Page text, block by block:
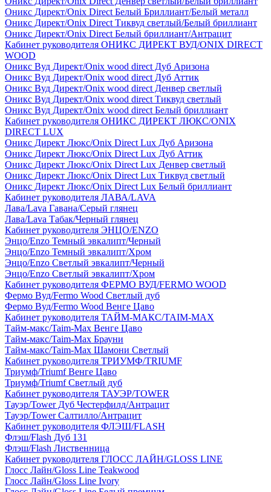
Оникс Директ/Onix Direct Белый Бриллиант/Белый металл
Оникс Директ/Onix Direct Тиквуд светлый/Белый бриллиант
Оникс Директ/Onix Direct Белый бриллиант/Антрацит
Кабинет руководителя ОНИКС ДИРЕКТ ВУД/ONIX DIRECT
WOOD
Оникс Вуд Директ/Onix wood direct Дуб Аризона
Оникс Вуд Директ/Onix wood direct Дуб Аттик
Оникс Вуд Директ/Onix wood direct Денвер светлый
Оникс Вуд Директ/Onix wood direct Тиквуд светлый
Оникс Вуд Директ/Onix wood direct Белый бриллиант
Кабинет руководителя ОНИКС ДИРЕКТ ЛЮКС/ONIX
DIRECT LUX
Оникс Директ Люкс/Onix Direct Lux Дуб Аризона
Оникс Директ Люкс/Onix Direct Lux Дуб Аттик
Оникс Директ Люкс/Onix Direct Lux Денвер светлый
Оникс Директ Люкс/Onix Direct Lux Тиквуд светлый
Оникс Директ Люкс/Onix Direct Lux Белый бриллиант
Кабинет руководителя ЛАВА/LAVA
Лава/Lava Гавана/Серый глянец
Лава/Lava Табак/Черный глянец
Кабинет руководителя ЭНЦО/ENZO
Энцо/Enzo Темный эвкалипт/Черный
Энцо/Enzo Темный эвкалипт/Хром
Энцо/Enzo Светлый эвкалипт/Черный
Энцо/Enzo Светлый эвкалипт/Хром
Кабинет руководителя ФЕРМО ВУД/FERMO WOOD
Фермо Вуд/Fermo Wood Светлый дуб
Фермо Вуд/Fermo Wood Венге Цаво
Кабинет руководителя ТАЙМ-МАКС/TAIM-MAX
Тайм-макс/Taim-Max Венге Цаво
Тайм-макс/Taim-Max Брауни
Тайм-макс/Taim-Max Шамони Светлый
Кабинет руководителя ТРИУМФ/TRIUMF
Триумф/Triumf Венге Цаво
Триумф/Triumf Светлый дуб
Кабинет руководителя ТАУЭР/TOWER
Тауэр/Tower Дуб Честерфилд/Антрацит
Тауэр/Tower Салтилло/Антрацит
Кабинет руководителя ФЛЭШ/FLASH
Флэш/Flash Дуб 131
Флэш/Flash Лиственница
Кабинет руководителя ГЛОСС ЛАЙН/GLOSS LINE
Глосс Лайн/Gloss Line Teakwood
Глосс Лайн/Gloss Line Ivory